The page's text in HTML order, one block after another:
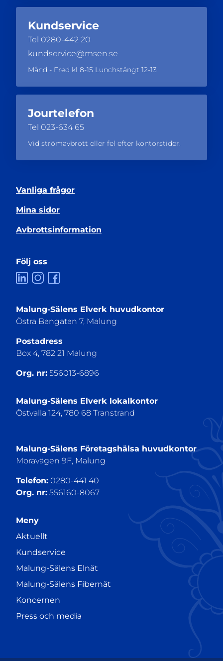
Malung-Sälens Elverk huvudkontor
Östra Bangatan 7, Malung
Postadress
Box 4, 782 21 Malung
Org. nr: 556013-6896
Malung-Sälens Elverk lokalkontor
Östvalla 124, 780 68 Transtrand
Malung-Sälens Företagshälsa huvudkontor
Moravägen 9F, Malung
Telefon: 0280-441 40
Org. nr: 556160-8067
Meny
Aktuellt
Kundservice
Malung-Sälens Elnät
Malung-Sälens Fibernät
Koncernen
Press och media
Kundservice
Tel 0280-442 20
kundservice@msen.se
Månd - Fred kl 8-15 Lunchstängt 12-13
Jourtelefon
Tel 023-634 65
Vid strömavbrott eller fel efter kontorstider.
Vanliga frågor
Mina sidor
Avbrottsinformation
Följ oss